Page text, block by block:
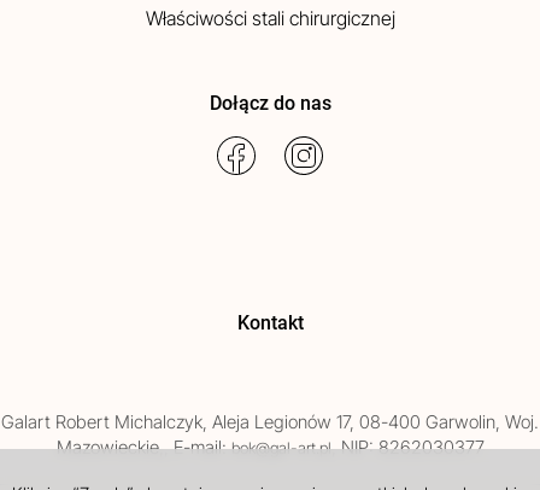
Właściwości stali chirurgicznej
Dołącz do nas
Kontakt
Galart Robert Michalczyk, Aleja Legionów 17, 08-400 Garwolin, Woj.
Mazowieckie,, E-mail:bok@gal-art.pl, NIP: 8262030377